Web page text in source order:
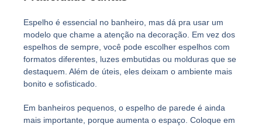
Espelho é essencial no banheiro, mas dá pra usar um
modelo que chame a atenção na decoração. Em vez dos
espelhos de sempre, você pode escolher espelhos com
formatos diferentes, luzes embutidas ou molduras que se
destaquem. Além de úteis, eles deixam o ambiente mais
bonito e sofisticado.
Em banheiros pequenos, o espelho de parede é ainda
mais importante, porque aumenta o espaço. Coloque em